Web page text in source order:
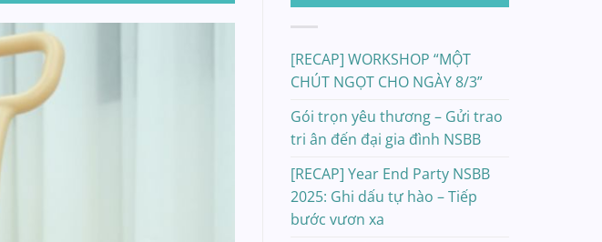
[RECAP] WORKSHOP “MỘT
CHÚT NGỌT CHO NGÀY 8/3”
Gói trọn yêu thương – Gửi trao
tri ân đến đại gia đình NSBB
[RECAP] Year End Party NSBB
2025: Ghi dấu tự hào – Tiếp
bước vươn xa